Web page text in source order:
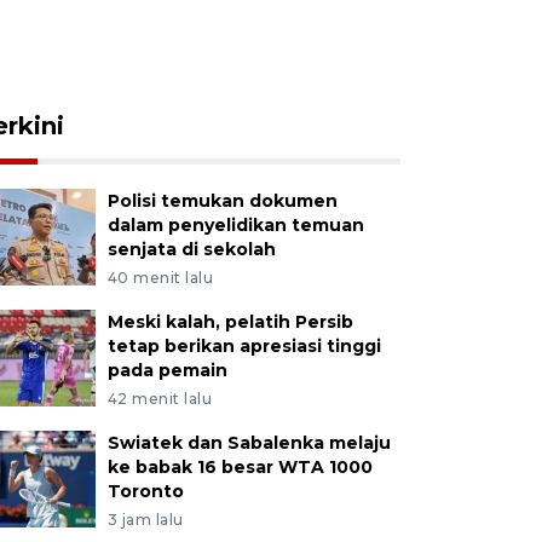
Polisi temukan dokumen
dalam penyelidikan temuan
senjata di sekolah
40 menit lalu
Meski kalah, pelatih Persib
tetap berikan apresiasi tinggi
pada pemain
42 menit lalu
Swiatek dan Sabalenka melaju
ke babak 16 besar WTA 1000
Toronto
3 jam lalu